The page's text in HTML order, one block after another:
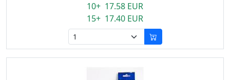
10+ 17.58 EUR
15+ 17.40 EUR